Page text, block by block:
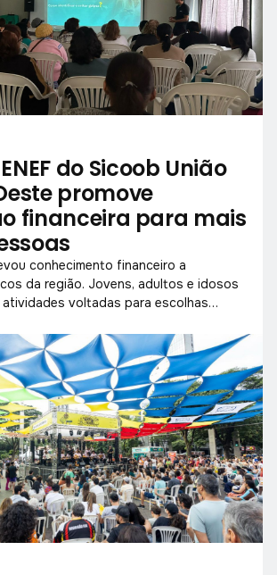
do Sicoob União
promove
financeira para mais
conhecimento financeiro a
da região. Jovens, adultos e idosos
voltadas para escolhas